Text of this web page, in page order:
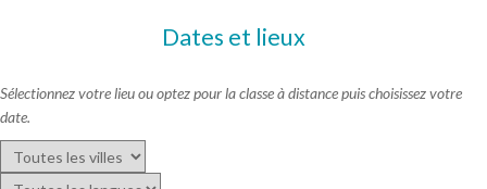
Dates et lieux
Sélectionnez votre lieu ou optez pour la classe à distance puis choisissez votre
date.